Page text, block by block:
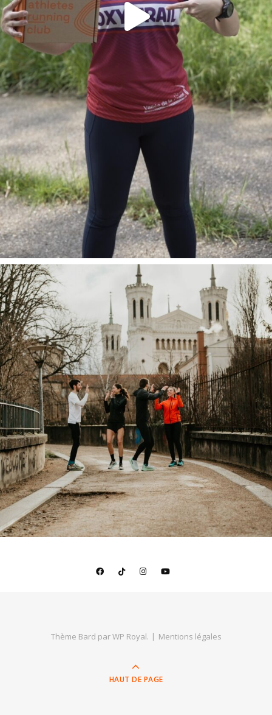
Tu souha
Thème Bard parWP Royal. Mentions légales
HAUT DE PAGE